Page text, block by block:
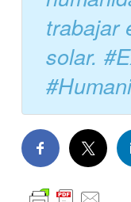
trabajar
solar.